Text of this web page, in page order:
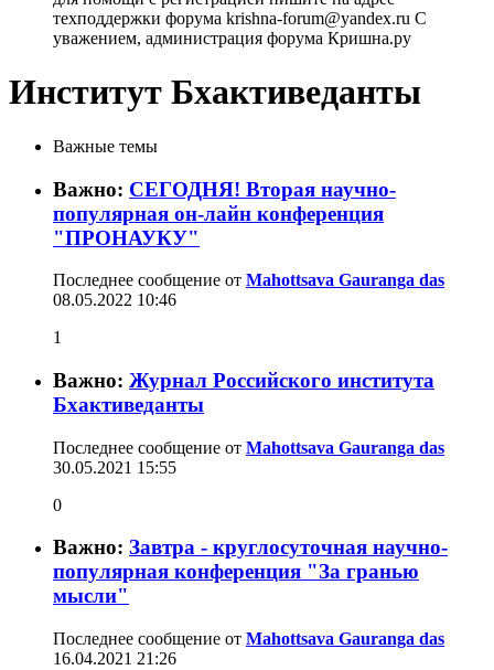
техподдержки форума krishna-forum@yandex.ru С
уважением, администрация форума Кришна.ру
Институт Бхактиведанты
Важные темы
Важно: СЕГОДНЯ! Вторая научно-
популярная он-лайн конференция
"ПРОНАУКУ"
Последнее сообщение от Mahottsava Gauranga das
08.05.2022 10:46
1
Важно: Журнал Российского института
Бхактиведанты
Последнее сообщение от Mahottsava Gauranga das
30.05.2021 15:55
0
Важно: Завтра - круглосуточная научно-
популярная конференция "За гранью
мысли"
Последнее сообщение от Mahottsava Gauranga das
16.04.2021 21:26